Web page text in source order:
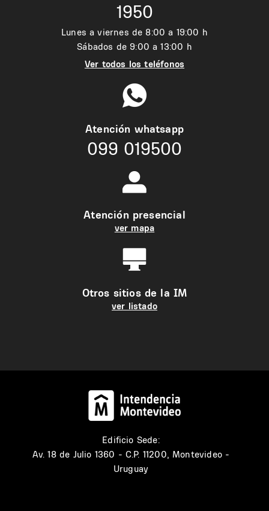
1950
Lunes a viernes de 8:00 a 19:00 h
Sábados de 9:00 a 13:00 h
Ver todos los teléfonos
Atención whatsapp
099 019500
Atención presencial
ver mapa
Otros sitios de la IM
ver listado
Edificio Sede:
Av. 18 de Julio 1360 - C.P. 11200, Montevideo -
Uruguay